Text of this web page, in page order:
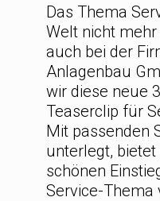
Das Thema
Welt nicht
auch bei der
Anlagenbau
wir diese neue
Teaserclip für
Mit passenden
unterlegt,
schönen
Service-Thema